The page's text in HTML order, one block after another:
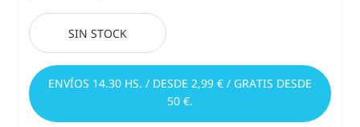
SIN STOCK
ENVÍOS 14.30 HS. / DESDE 2,99 € / GRATIS DESDE
50 €.